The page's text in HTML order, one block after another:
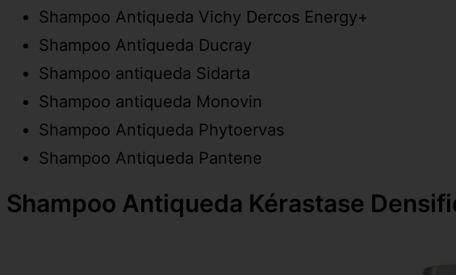
Shampoo Antiqueda Vichy Dercos Energy+
Shampoo Antiqueda Ducray
Shampoo antiqueda Sidarta
Shampoo antiqueda Monovin
Shampoo Antiqueda Phytoervas
Shampoo Antiqueda Pantene
Shampoo Antiqueda Kérastase